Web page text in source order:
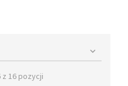

z 16 pozycji